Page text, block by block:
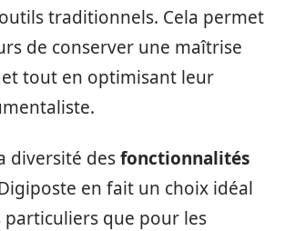
traditionnels. Cela permet
de conserver une maîtrise
tout en optimisant leur
diversité desfonctionnalités
en fait un choix idéal
que pour les